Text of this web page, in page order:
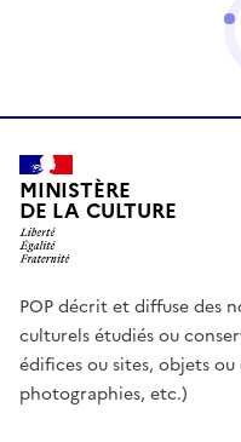
MINISTÈRE
DE LA CULTURE
POP décrit et diffuse des
culturels étudiés ou
édifices ou sites, objets
photographies, etc.)